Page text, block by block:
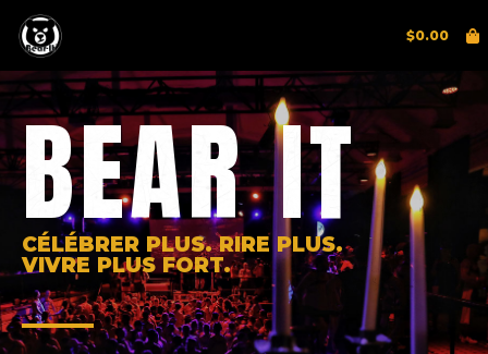
$0.00
BEAR IT
CÉLÉBRER PLUS. RIRE PLUS.
VIVRE PLUS FORT.